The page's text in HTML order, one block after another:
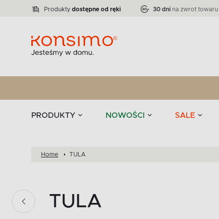
Produkty dostępne od ręki 30 dni na zwrot towaru
PRODUKTY NOWOŚCI SALE
Zastawy
Kolekcja narożników RATLO -39 %
VICTO Liczba produktów:71
ELEGANT Liczba produktów:864
stołowe
Home TULA
TULA